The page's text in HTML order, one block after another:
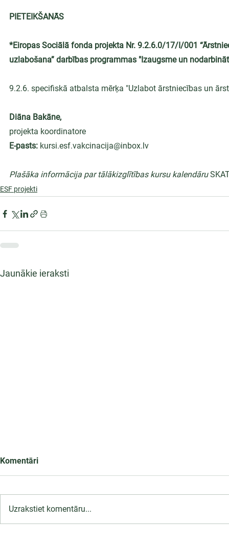
PIETEIKŠANĀS
*Eiropas Sociālā fonda projekta Nr. 9.2.6.0/17/I/001
uzlabošana” darbības programmas "Izaugsme un
9.2.6. specifiskā atbalsta mērķa "Uzlabot ārstniecības un
Diāna Bakāne,
projekta koordinatore
E-pasts: kursi.esf.vakcinacija@inbox.lv
Plašāka informācija par tālākizglītības kursu kalendāru
ESF projekti
Jaunākie ieraksti
Komentāri
Uzrakstiet komentāru...